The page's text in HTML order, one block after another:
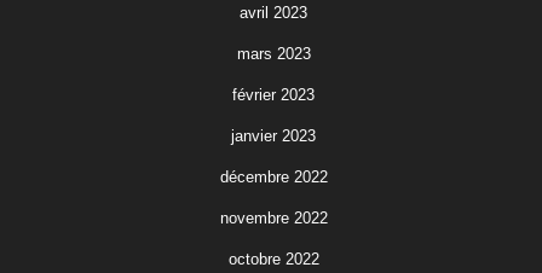
avril 2023
mars 2023
février 2023
janvier 2023
décembre 2022
novembre 2022
octobre 2022